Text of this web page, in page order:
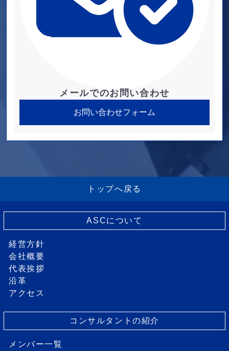
メールでのお問い合わせ
お問い合わせフォーム
トップへ戻る
ASCについて
経営方針
会社概要
代表挨拶
沿革
アクセス
コンサルタントの紹介
メンバー一覧